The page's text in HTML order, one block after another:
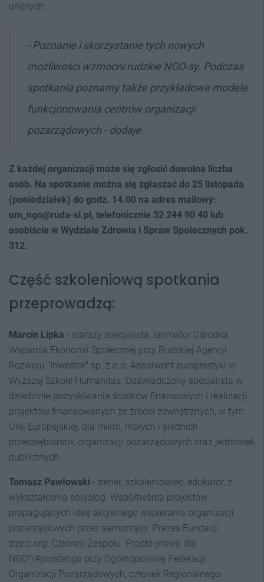
unijnych.
- Poznanie i skorzystanie tych nowych
możliwości wzmocni rudzkie NGO-sy. Podczas
spotkania poznamy także przykładowe modele
funkcjonowania centrów organizacji
pozarządowych - dodaje.
Z każdej organizacji może się zgłosić dowolna liczba
osób. Na spotkanie można się zgłaszać do 25 listopada
(poniedziałek) do godz. 14.00 na adres mailowy:
um_ngo@ruda-sl.pl, telefonicznie 32 244 90 40 lub
osobiście w Wydziale Zdrowia i Spraw Społecznych pok.
312.
Część szkoleniową spotkania
przeprowadzą:
Marcin Lipka - starszy specjalista, animator Ośrodka
Wsparcia Ekonomii Społecznej przy Rudzkiej Agencji
Rozwoju "Inwestor" sp. z o.o. Absolwent europeistyki w
Wyższej Szkole Humanitas. Doświadczony specjalista w
dziedzinie pozyskiwania środków finansowych i realizacji
projektów finansowanych ze źródeł zewnętrznych, w tym
Unii Europejskiej, dla mikro, małych i średnich
przedsiębiorstw, organizacji pozarządowych oraz jednostek
publicznych.
Tomasz Pawłowski - trener, szkoleniowiec, edukator, z
wykształcenia socjolog. Współtwórca projektów
propagujących ideę aktywnego wspierania organizacji
pozarządowych przez samorządy. Prezes Fundacji
trzeci.org. Członek Zespołu "Proste prawo dla
NGO"/#prostengo przy Ogólnopolskiej Federacji
Organizacji Pozarządowych, członek Regionalnego